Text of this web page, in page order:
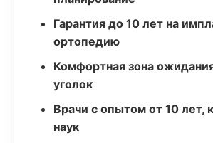
Гарантия до 10 лет на
ортопедию
Комфортная зона
уголок
Врачи с опытом от 10 лет,
наук